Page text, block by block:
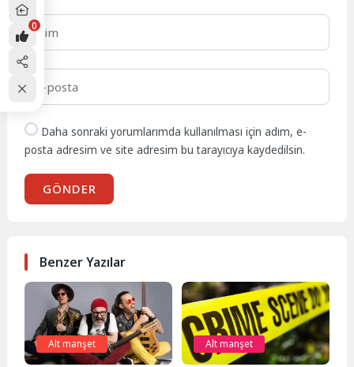
Daha sonraki yorumlarımda kullanılması için adım, e-
posta adresim ve site adresim bu tarayıcıya kaydedilsin.
GÖNDER
Benzer Yazılar
Alt manşet Alt manşet
0